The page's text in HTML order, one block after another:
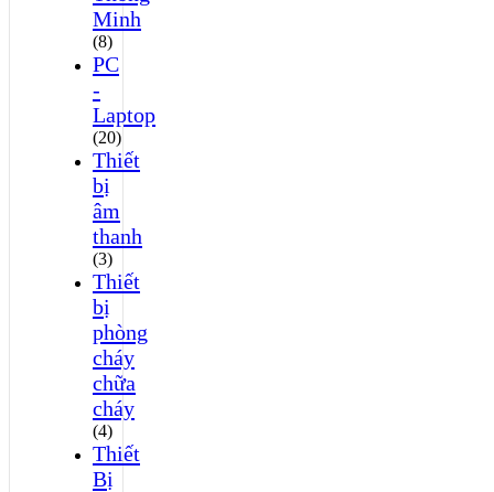
Minh
(8)
PC
-
Laptop
(20)
Thiết
bị
âm
thanh
(3)
Thiết
bị
phòng
cháy
chữa
cháy
(4)
Thiết
Bị